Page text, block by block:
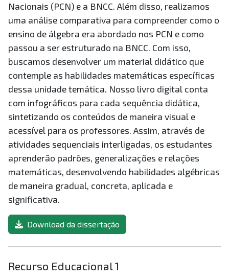
Nacionais (PCN) e a BNCC. Além disso, realizamos
uma análise comparativa para compreender como o
ensino de álgebra era abordado nos PCN e como
passou a ser estruturado na BNCC. Com isso,
buscamos desenvolver um material didático que
contemple as habilidades matemáticas específicas
dessa unidade temática. Nosso livro digital conta
com infográficos para cada sequência didática,
sintetizando os conteúdos de maneira visual e
acessível para os professores. Assim, através de
atividades sequenciais interligadas, os estudantes
aprenderão padrões, generalizações e relações
matemáticas, desenvolvendo habilidades algébricas
de maneira gradual, concreta, aplicada e
significativa.
Download da dissertação
Recurso Educacional 1